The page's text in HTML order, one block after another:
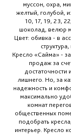
муссон, охра,
желтый, голубой,
10, 17, 19, 23,
шоколад, велюр
Цвет: обивка - в
Кресло «Сайма» -
продаж за
достаточности
лишнего. Но, за
надежность и
максимально
комнат
общественных
подобрать
интерьер. Кресло